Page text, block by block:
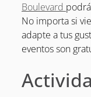
Boulevard
No importa si
adapte a tus
eventos son